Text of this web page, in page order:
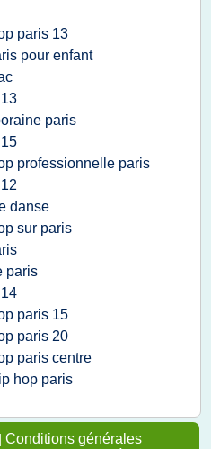
paris 13
pour enfant
paris
professionnelle paris
danse
sur paris
paris
paris 15
paris 20
paris centre
hop paris
| Conditions générales